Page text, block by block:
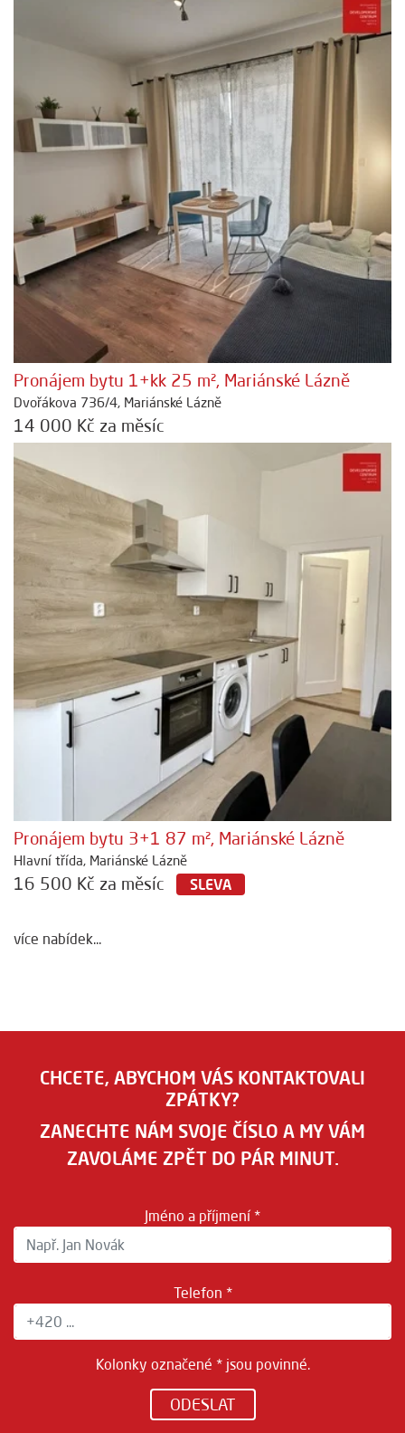
Pronájem bytu 1+kk 25 m², Mariánské Lázně
Dvořákova 736/4, Mariánské Lázně
14 000 Kč za měsíc
Pronájem bytu 3+1 87 m², Mariánské Lázně
Hlavní třída, Mariánské Lázně
16 500 Kč za měsíc SLEVA
více nabídek...
CHCETE, ABYCHOM VÁS KONTAKTOVALI
ZPÁTKY?
ZANECHTE NÁM SVOJE ČÍSLO A MY VÁM
ZAVOLÁME ZPĚT DO PÁR MINUT.
Jméno a příjmení *
Telefon *
Kolonky označené * jsou povinné.
ODESLAT